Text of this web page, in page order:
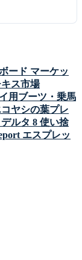
ード マーケッ
ス市場
用ブーツ・乗馬
ヤシの葉プレ
デルタ 8 使い捨
エスプレッ